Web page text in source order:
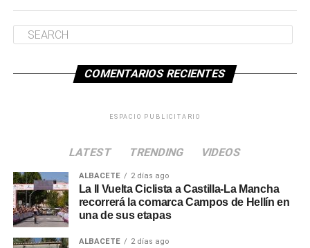
COMENTARIOS RECIENTES
ESPACIO PUBLICITARIO
LATEST TRENDING VIDEOS
ALBACETE 2 días ago
La II Vuelta Ciclista a Castilla-La Mancha
recorrerá la comarca Campos de Hellín en
una de sus etapas
ALBACETE 2 días ago